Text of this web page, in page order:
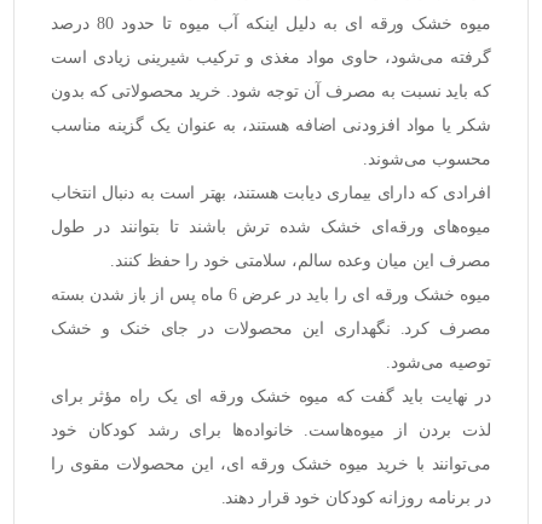
میوه خشک ورقه ای به دلیل اینکه آب میوه تا حدود 80 درصد
گرفته می‌شود، حاوی مواد مغذی و ترکیب شیرینی زیادی است
که باید نسبت به مصرف آن توجه شود. خرید محصولاتی که بدون
شکر یا مواد افزودنی اضافه هستند، به عنوان یک گزینه مناسب
محسوب می‌شوند.
افرادی که دارای بیماری دیابت هستند، بهتر است به دنبال انتخاب
میوه‌های ورقه‌ای خشک شده ترش باشند تا بتوانند در طول
مصرف این میان وعده سالم، سلامتی خود را حفظ کنند.
میوه خشک ورقه ای را باید در عرض 6 ماه پس از باز شدن بسته
مصرف کرد. نگهداری این محصولات در جای خنک و خشک
توصیه می‌شود.
در نهایت باید گفت که میوه خشک ورقه ای یک راه مؤثر برای
لذت بردن از میوه‌هاست. خانواده‌ها برای رشد کودکان خود
می‌توانند با خرید میوه خشک ورقه ای، این محصولات مقوی را
در برنامه روزانه کودکان خود قرار دهند.